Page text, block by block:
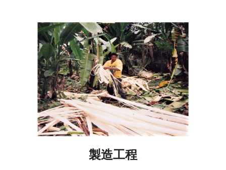
製造工程